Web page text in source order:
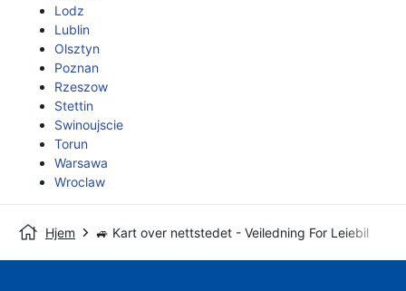
Lodz
Lublin
Olsztyn
Poznan
Rzeszow
Stettin
Swinoujscie
Torun
Warsawa
Wroclaw
Hjem 🚙 Kart over nettstedet - Veiledning For Leiebil